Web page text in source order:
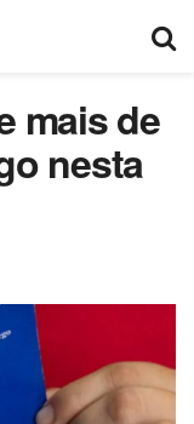
mais de
nesta